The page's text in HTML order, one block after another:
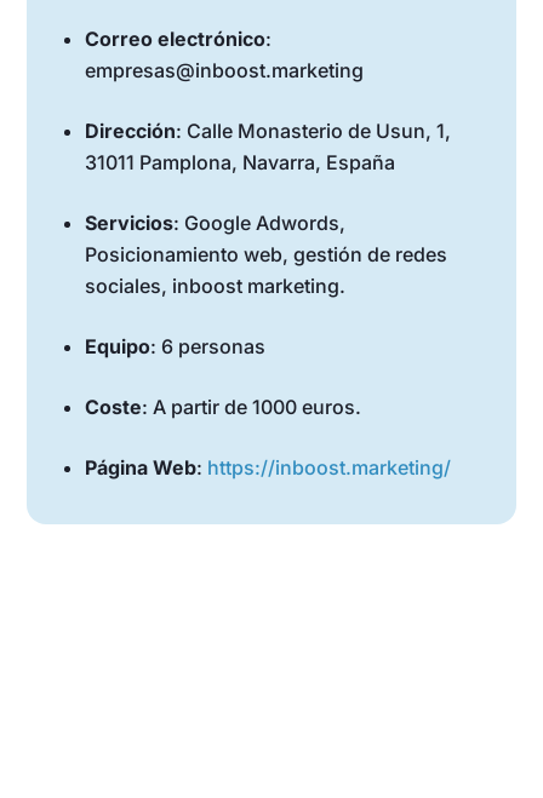
Correo electrónico:
empresas@inboost.marketing
Dirección: Calle Monasterio de Usun, 1,
31011 Pamplona, Navarra, España
Servicios: Google Adwords,
Posicionamiento web, gestión de redes
sociales, inboost marketing.
Equipo: 6 personas
Coste: A partir de 1000 euros.
Página Web: https://inboost.marketing/